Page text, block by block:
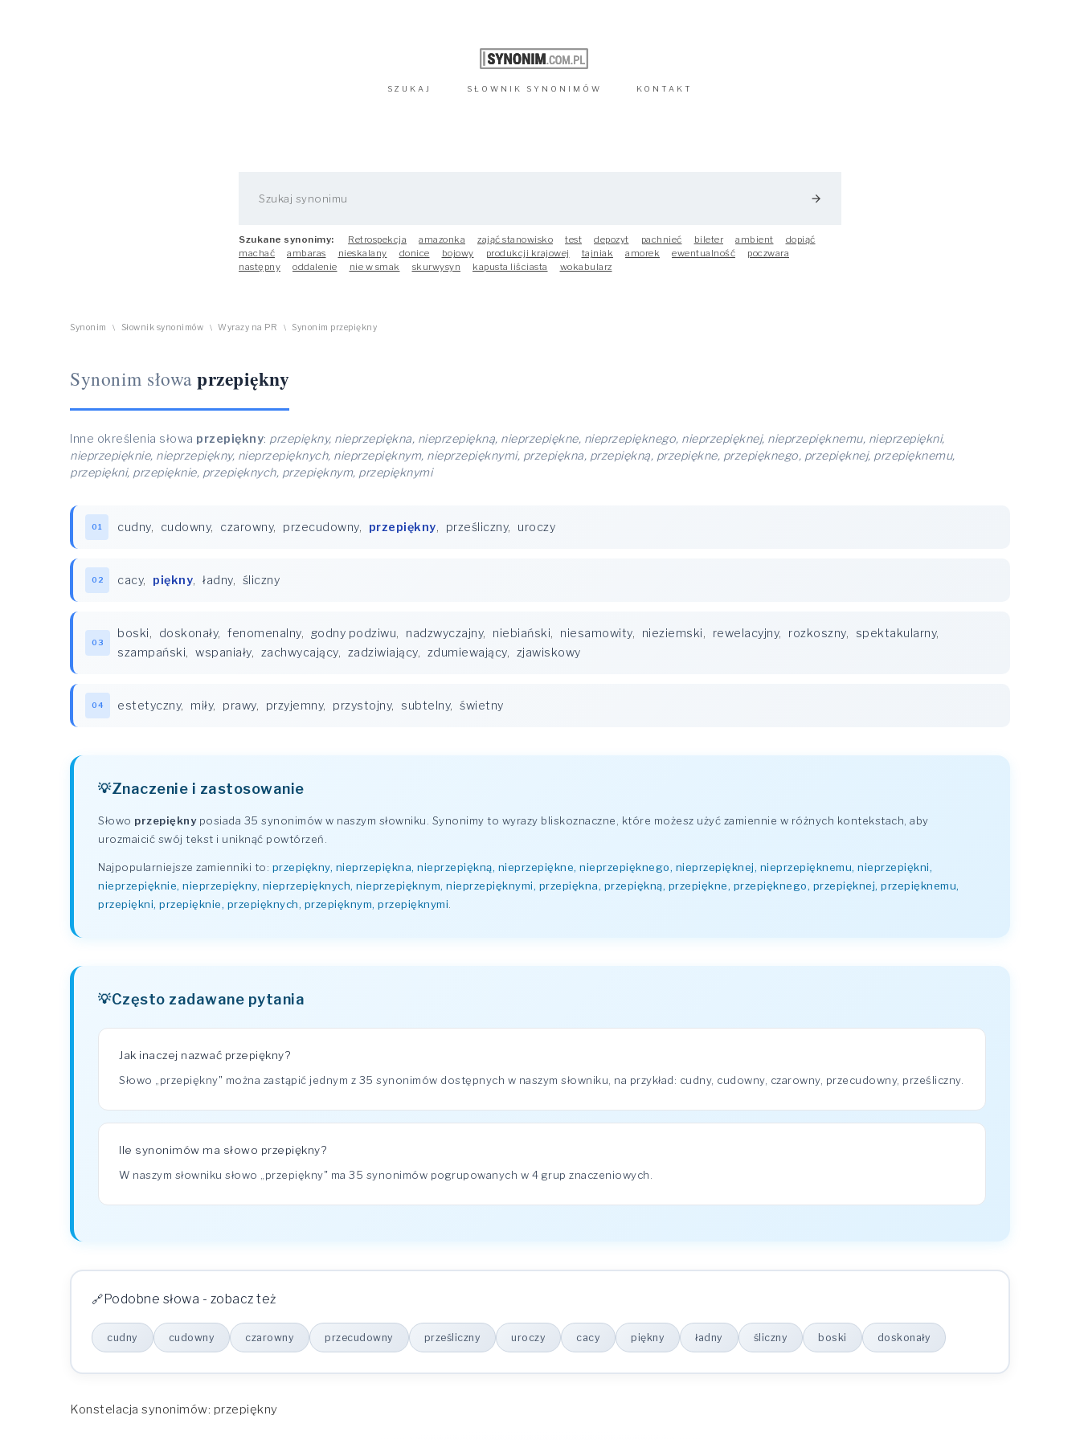
SZUKAJ SŁOWNIK SYNONIMÓW KONTAKT
arrow_forward
Szukane synonimy: Retrospekcja amazonka zająć stanowisko test depozyt pachnieć bileter ambient
dopiąć
machać
ambaras nieskalany donice bojowy produkcji krajowej tajniak amorek ewentualność
poczwara
następny
oddalenie nie w smak skurwysyn kapusta liściasta wokabularz
Synonim \ Słownik synonimów \ Wyrazy na PR \ Synonim przepiękny
Synonim słowa przepiękny
Inne określenia słowa przepiękny: przepiękny, nieprzepiękna, nieprzepiękną, nieprzepiękne, nieprzepięknego, nieprzepięknej, nieprzepięknemu, nieprzepiękni,
nieprzepięknie, nieprzepiękny, nieprzepięknych, nieprzepięknym, nieprzepięknymi, przepiękna, przepiękną, przepiękne, przepięknego, przepięknej, przepięknemu,
przepiękni, przepięknie, przepięknych, przepięknym, przepięknymi
01 cudny, cudowny, czarowny, przecudowny, przepiękny, prześliczny, uroczy
02 cacy, piękny, ładny, śliczny
03
boski, doskonały, fenomenalny, godny podziwu, nadzwyczajny, niebiański, niesamowity, nieziemski, rewelacyjny, rozkoszny, spektakularny,
szampański, wspaniały, zachwycający, zadziwiający, zdumiewający, zjawiskowy
04 estetyczny, miły, prawy, przyjemny, przystojny, subtelny, świetny
Znaczenie i zastosowanie
Słowo przepięknyposiada 35 synonimów w naszym słowniku. Synonimy to wyrazy bliskoznaczne, które możesz użyć zamiennie w różnych kontekstach, aby
urozmaicić swój tekst i uniknąć powtórzeń.
Najpopularniejsze zamienniki to: przepiękny, nieprzepiękna, nieprzepiękną, nieprzepiękne, nieprzepięknego, nieprzepięknej, nieprzepięknemu, nieprzepiękni,
nieprzepięknie, nieprzepiękny, nieprzepięknych, nieprzepięknym, nieprzepięknymi, przepiękna, przepiękną, przepiękne, przepięknego, przepięknej, przepięknemu,
przepiękni, przepięknie, przepięknych, przepięknym, przepięknymi
Często zadawane pytania
Jak inaczej nazwać przepiękny?
Słowo „przepiękny" można zastąpić jednym z 35 synonimów dostępnych w naszym słowniku, na przykład: cudny, cudowny, czarowny, przecudowny, prześliczny.
Ile synonimów ma słowo przepiękny?
W naszym słowniku słowo „przepiękny" ma 35 synonimów pogrupowanych w 4 grup znaczeniowych.
Podobne słowa - zobacz też
cudny cudowny czarowny przecudowny prześliczny uroczy cacy piękny ładny śliczny boski doskonały
Konstelacja synonimów: przepiękny